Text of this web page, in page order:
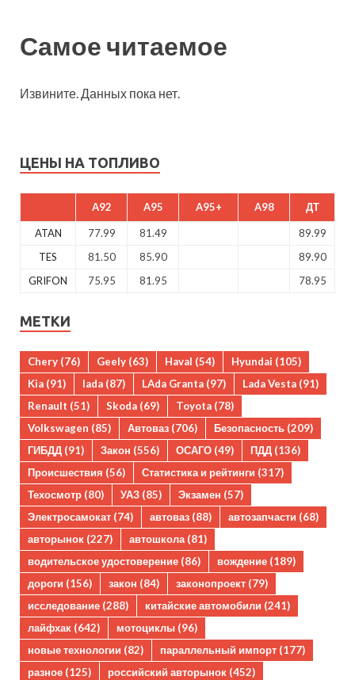
Самое читаемое
Извините. Данных пока нет.
ЦЕНЫ НА ТОПЛИВО
A92 A95 A95+ A98 ДТ
ATAN 77.99 81.49
89.99
TES
81.50 85.90
89.90
GRIFON
75.95 81.95 78.95
МЕТКИ
Chery (76) Geely (63) Haval (54) Hyundai (105)
Kia (91) lada (87) LAda Granta (97) Lada Vesta (91)
Renault (51) Skoda (69) Toyota (78)
Volkswagen (85) Автоваз (706) Безопасность (209)
ГИБДД (91) Закон (556) ОСАГО (49) ПДД (136)
Происшествия (56) Статистика и рейтинги (317)
Техосмотр (80) УАЗ (85) Экзамен (57)
Электросамокат (74) автоваз (88) автозапчасти (68)
авторынок (227) автошкола(81)
водительское удостоверение (86) вождение (189)
дороги (156) закон (84) законопроект (79)
исследование (288) китайские автомобили (241)
лайфхак (642) мотоциклы (96)
новые технологии (82) параллельный импорт (177)
разное (125) российский авторынок (452)